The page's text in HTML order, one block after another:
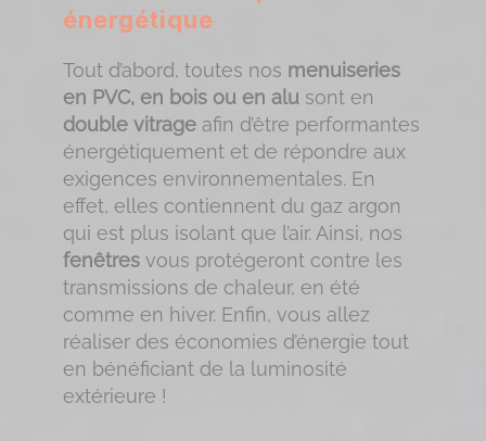
énergétique
Tout d’abord, toutes nos menuiseries
en PVC, en bois ou en alu sont en
double vitrage afin d’être performantes
énergétiquement et de répondre aux
exigences environnementales. En
effet, elles contiennent du gaz argon
qui est plus isolant que l’air. Ainsi, nos
fenêtres vous protégeront contre les
transmissions de chaleur, en été
comme en hiver. Enfin, vous allez
réaliser des économies d’énergie tout
en bénéficiant de la luminosité
extérieure !